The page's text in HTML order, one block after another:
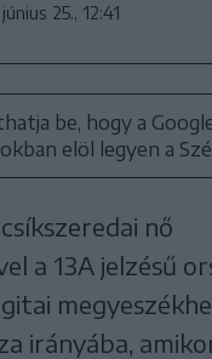
25., 12:41
be, hogy a
elöl legyen a
nő
a 13A jelzésű
irányába,